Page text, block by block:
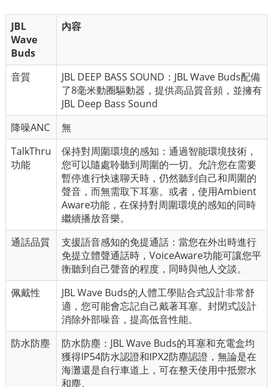
JBL
Wave
Buds
內容
音質
JBL DEEP BASS SOUND：JBL Wave Buds配備
了8毫米動圈驅動器，提供高品質音頻，並擁有
JBL Deep Bass Sound
降噪ANC
無
TalkThru
功能
保持對周圍環境的感知：通過智能環境技術，
您可以隨處聆聽到周圍的一切。允許您在需要
暫停進行快速聊天時，仍然聽到自己和周圍的
聲音，而無需取下耳塞。或者，使用Ambient
Aware功能，在保持對周圍環境的感知的同時
繼續播放音樂。
通話品質
支援語音感知的免提通話：當您在外出時進行
免提立體聲通話時，VoiceAware功能可讓您平
衡聽到自己聲音的程度，同時與他人交談。
佩戴性
JBL Wave Buds的人體工學貼合式設計非常舒
適，您可能會忘記自己戴著耳塞。封閉式設計
消除外部噪音，提高低音性能。
防水防塵
防水防塵：JBL Wave Buds的耳塞和充電盒均
獲得IP54防水認證和IPX2防塵認證，無論是在
海灘還是自行車道上，可在整天使用中抵禦水
和塵。